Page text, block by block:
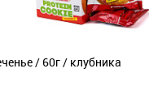
/ 60г / клубника